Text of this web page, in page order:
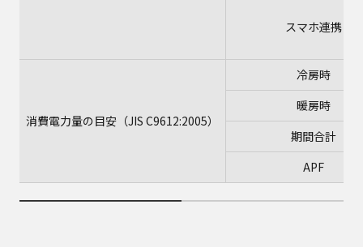
スマホ連携
消費電力量の目安（JIS C9612:2005）
冷房時
暖房時
期間合計
APF